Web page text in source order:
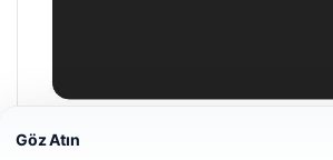
Enes Kaplan Avukatlık Bürosu
Göz Atın